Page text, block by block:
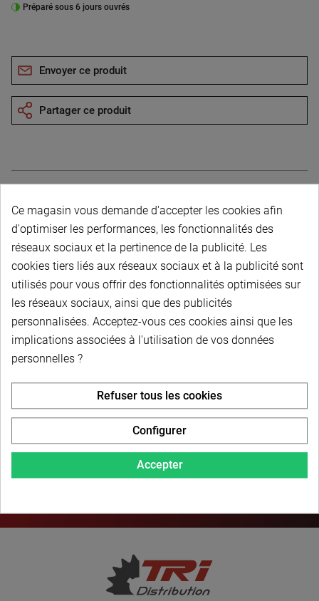
Préparé sous 6 jours ouvrés
Envoyer ce produit
Partager ce produit
Description du produit
PAIEMENT SÉCURISÉ
LIVRAISON PERSONNALISÉE
Ce magasin vous demande d'accepter les cookies afin
d'optimiser les performances, les fonctionnalités des
réseaux sociaux et la pertinence de la publicité. Les
cookies tiers liés aux réseaux sociaux et à la publicité sont
utilisés pour vous offrir des fonctionnalités optimisées sur
les réseaux sociaux, ainsi que des publicités
personnalisées. Acceptez-vous ces cookies ainsi que les
implications associées à l'utilisation de vos données
personnelles ?
Accepter
Refuser tous les cookies
Configurer